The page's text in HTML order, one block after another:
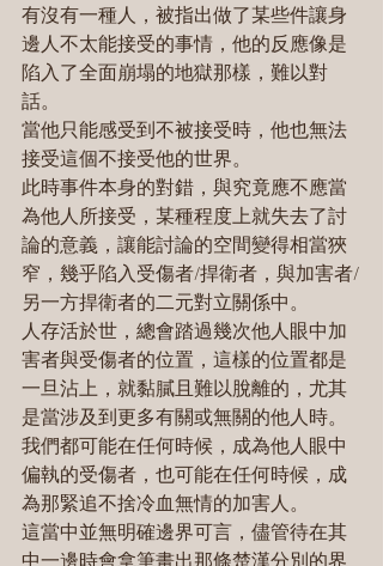
有沒有一種人，被指出做了某些件讓身
邊人不太能接受的事情，他的反應像是
陷入了全面崩塌的地獄那樣，難以對
話。
當他只能感受到不被接受時，他也無法
接受這個不接受他的世界。
此時事件本身的對錯，與究竟應不應當
為他人所接受，某種程度上就失去了討
論的意義，讓能討論的空間變得相當狹
窄，幾乎陷入受傷者/捍衛者，與加害者/
另一方捍衛者的二元對立關係中。
人存活於世，總會踏過幾次他人眼中加
害者與受傷者的位置，這樣的位置都是
一旦沾上，就黏膩且難以脫離的，尤其
是當涉及到更多有關或無關的他人時。
我們都可能在任何時候，成為他人眼中
偏執的受傷者，也可能在任何時候，成
為那緊追不捨冷血無情的加害人。
這當中並無明確邊界可言，儘管待在其